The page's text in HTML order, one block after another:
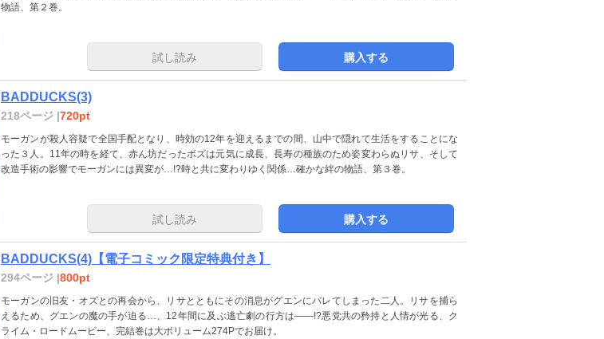
物語、第２巻。
試し読み 購入する
BADDUCKS(3)
218ページ |720pt
モーガンが殺人容疑で全国手配となり、時効の12年を迎えるまでの間、山中で隠れて生活をすることにな
った３人。11年の時を経て、赤ん坊だったボズは元気に成長、長寿の種族のため姿変わらぬリサ、そして
改造手術の影響でモーガンには異変が…!?時と共に変わりゆく関係…確かな絆の物語、第３巻。
試し読み 購入する
BADDUCKS(4)【電子コミック限定特典付き】
294ページ |800pt
モーガンの旧友・オズとの再会から、リサとともにその消息がグエンにバレてしまった二人。リサを捕ら
えるため、グエンの魔の手が迫る…、12年間に及ぶ逃亡劇の行方は――!?悪党共の矜持と人情が光る、ク
ライム・ロードムービー、完結巻は大ボリューム274Pでお届け。